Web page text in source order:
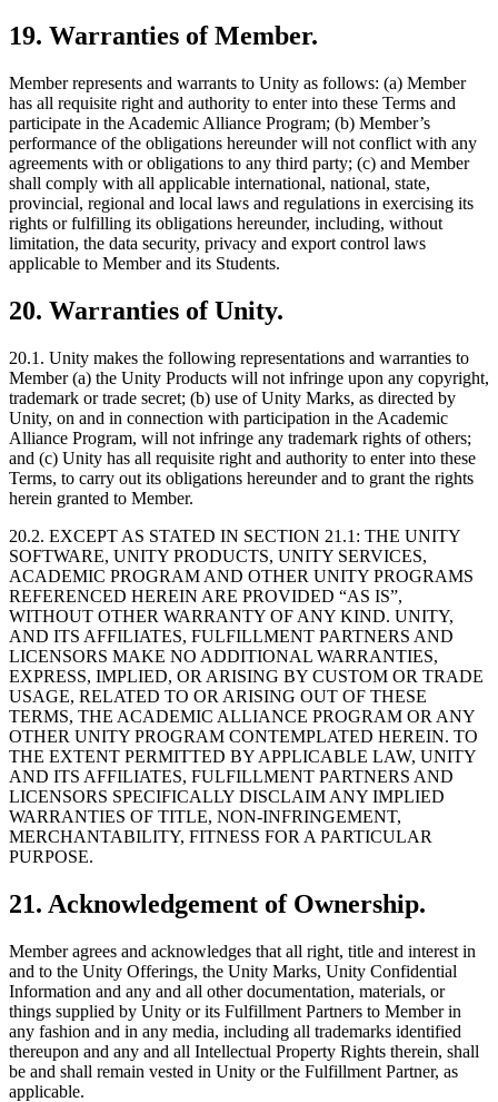
19. Warranties of Member.
Member represents and warrants to Unity as follows: (a) Member
has all requisite right and authority to enter into these Terms and
participate in the Academic Alliance Program; (b) Member’s
performance of the obligations hereunder will not conflict with any
agreements with or obligations to any third party; (c) and Member
shall comply with all applicable international, national, state,
provincial, regional and local laws and regulations in exercising its
rights or fulfilling its obligations hereunder, including, without
limitation, the data security, privacy and export control laws
applicable to Member and its Students.
20. Warranties of Unity.
20.1. Unity makes the following representations and warranties to
Member (a) the Unity Products will not infringe upon any copyright,
trademark or trade secret; (b) use of Unity Marks, as directed by
Unity, on and in connection with participation in the Academic
Alliance Program, will not infringe any trademark rights of others;
and (c) Unity has all requisite right and authority to enter into these
Terms, to carry out its obligations hereunder and to grant the rights
herein granted to Member.
20.2. EXCEPT AS STATED IN SECTION 21.1: THE UNITY
SOFTWARE, UNITY PRODUCTS, UNITY SERVICES,
ACADEMIC PROGRAM AND OTHER UNITY PROGRAMS
REFERENCED HEREIN ARE PROVIDED “AS IS”,
WITHOUT OTHER WARRANTY OF ANY KIND. UNITY,
AND ITS AFFILIATES, FULFILLMENT PARTNERS AND
LICENSORS MAKE NO ADDITIONAL WARRANTIES,
EXPRESS, IMPLIED, OR ARISING BY CUSTOM OR TRADE
USAGE, RELATED TO OR ARISING OUT OF THESE
TERMS, THE ACADEMIC ALLIANCE PROGRAM OR ANY
OTHER UNITY PROGRAM CONTEMPLATED HEREIN. TO
THE EXTENT PERMITTED BY APPLICABLE LAW, UNITY
AND ITS AFFILIATES, FULFILLMENT PARTNERS AND
LICENSORS SPECIFICALLY DISCLAIM ANY IMPLIED
WARRANTIES OF TITLE, NON-INFRINGEMENT,
MERCHANTABILITY, FITNESS FOR A PARTICULAR
PURPOSE.
21. Acknowledgement of Ownership.
Member agrees and acknowledges that all right, title and interest in
and to the Unity Offerings, the Unity Marks, Unity Confidential
Information and any and all other documentation, materials, or
things supplied by Unity or its Fulfillment Partners to Member in
any fashion and in any media, including all trademarks identified
thereupon and any and all Intellectual Property Rights therein, shall
be and shall remain vested in Unity or the Fulfillment Partner, as
applicable.